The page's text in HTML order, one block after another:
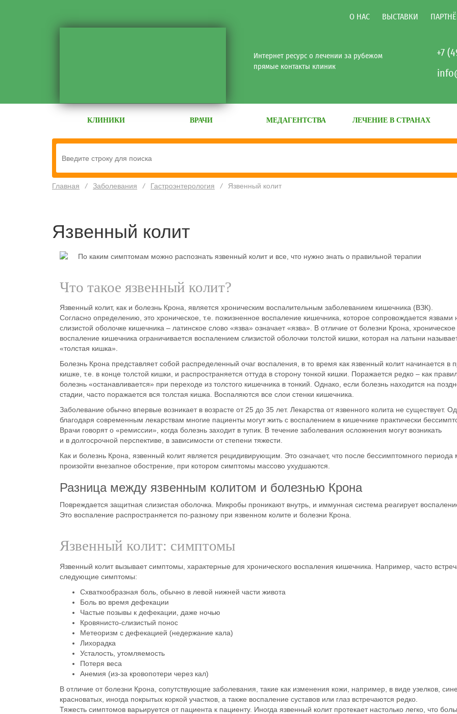
О НАС ВЫСТАВКИ
Интернет ресурс о лечении за рубежом
прямые контакты клиник
+7
КЛИНИКИ ВРАЧИ МЕДАГЕНТСТВА ЛЕЧЕНИЕ В СТРАНАХ
Главная / Заболевания / Гастроэнтерология / Язвенный колит
Язвенный колит
По каким симптомам можно распознать язвенный колит и все, что нужно знать о правильной терапии
Что такое язвенный колит?
Язвенный колит, как и болезнь Крона, является хроническим воспалительным заболеванием кишечника (ВЗК).
Согласно определению, это хроническое, т.е. пожизненное воспаление кишечника, которое сопровождается язвами
слизистой оболочке кишечника – латинское слово «язва» означает «язва». В отличие отболезни Крона, хроническое
воспаление кишечника ограничивается воспалением слизистой оболочки толстой кишки, которая на латыни
«толстая кишка».
Болезнь Крона представляет собой распределенный очаг воспаления, в то время как язвенный колит начинается в
кишке, т.е. в конце толстой кишки, и распространяется оттуда в сторону тонкой кишки. Поражается редко – как
болезнь «останавливается» при переходе из толстого кишечника в тонкий. Однако, если болезнь находится на
стадии, часто поражается вся толстая кишка. Воспаляются все слои стенки кишечника.
Заболевание обычно впервые возникает в возрасте от 25 до 35 лет. Лекарства от язвенного колита не существует.
благодаря современным лекарствам многие пациенты могут жить с воспалением в кишечнике практически
Врачи говорят о «ремиссии», когда болезнь заходит в тупик. В течение заболевания осложнения могут возникать
и в долгосрочной перспективе, в зависимости от степени тяжести.
Как и болезнь Крона, язвенный колитявляется рецидивирующим. Это означает, что после бессимптомного периода
произойти внезапное обострение, при котором симптомы массово ухудшаются.
Разница между язвенным колитом и болезнью Крона
Повреждается защитная слизистая оболочка. Микробы проникают внутрь, и иммунная система реагирует
Это воспаление распространяется по-разному при язвенном колите и болезни Крона.
Язвенный колит: симптомы
Язвенный колитвызываетсимптомы, характерные для хронического воспаления кишечника . Например, часто
следующие симптомы:
Схваткообразная боль , обычно в левой нижней части живота
Боль во время дефекации
Частые позывы к дефекации, даже ночью
Кровянисто-слизистый понос
Метеоризм с дефекацией (недержание кала)
Лихорадка
Усталость, утомляемость
Потеря веса
Анемия (из-за кровопотери через кал)
В отличие отболезни Крона , сопутствующие заболевания, такие как изменения кожи , например, в виде узелков,
красноватых, иногда покрытых коркой участков, а также воспаление суставов или глаз встречаются редко.
Тяжесть симптомов варьируется от пациента к пациенту. Иногда язвенный колитпротекает настолько легко, что